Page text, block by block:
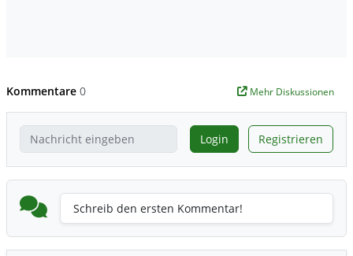
Kommentare 0 Mehr Diskussionen
Login Registrieren
Schreib den ersten Kommentar!